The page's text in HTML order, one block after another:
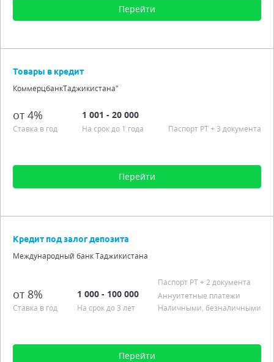
Перейти
Процентная ставка от 4,00%
Гражданство РТ
Подробно
Товары в кредит
КоммерцбанкТаджикистана"
от 4%
Ставка в год
1 001 - 20 000
На срок до 1 года Паспорт РT+ 3 документа
Перейти
Процентная ставка от 4,00% до 20,00%
Подробно
Кредит под залог депозита
Международный банк Таджикистана
от 8%
Ставка в год
1 000 - 100 000
На срок до 3 лет
Паспорт РT+ 2 документа
Аннуитетные платежи
Наличными, безналичными
Перейти